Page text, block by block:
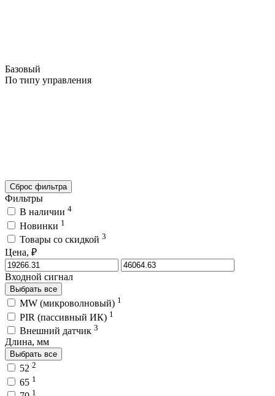
Базовый
По типу управления
Сброс фильтра
Фильтры
В наличии 4
Новинки 1
Товары со скидкой 3
Цена, ₽
Входной сигнал
Выбрать все
MW (микроволновый) 1
PIR (пассивный ИК) 1
Внешний датчик 3
Длина, мм
Выбрать все
52 2
65 1
1